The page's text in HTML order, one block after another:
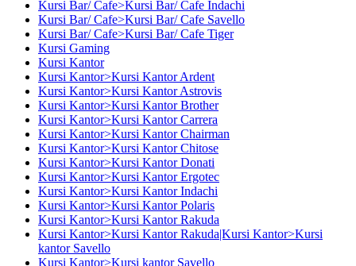
Kursi Bar/ Cafe>Kursi Bar/ Cafe Indachi
Kursi Bar/ Cafe>Kursi Bar/ Cafe Savello
Kursi Bar/ Cafe>Kursi Bar/ Cafe Tiger
Kursi Gaming
Kursi Kantor
Kursi Kantor>Kursi Kantor Ardent
Kursi Kantor>Kursi Kantor Astrovis
Kursi Kantor>Kursi Kantor Brother
Kursi Kantor>Kursi Kantor Carrera
Kursi Kantor>Kursi Kantor Chairman
Kursi Kantor>Kursi Kantor Chitose
Kursi Kantor>Kursi Kantor Donati
Kursi Kantor>Kursi Kantor Ergotec
Kursi Kantor>Kursi Kantor Indachi
Kursi Kantor>Kursi Kantor Polaris
Kursi Kantor>Kursi Kantor Rakuda
Kursi Kantor>Kursi Kantor Rakuda|Kursi Kantor>Kursi
kantor Savello
Kursi Kantor>Kursi kantor Savello